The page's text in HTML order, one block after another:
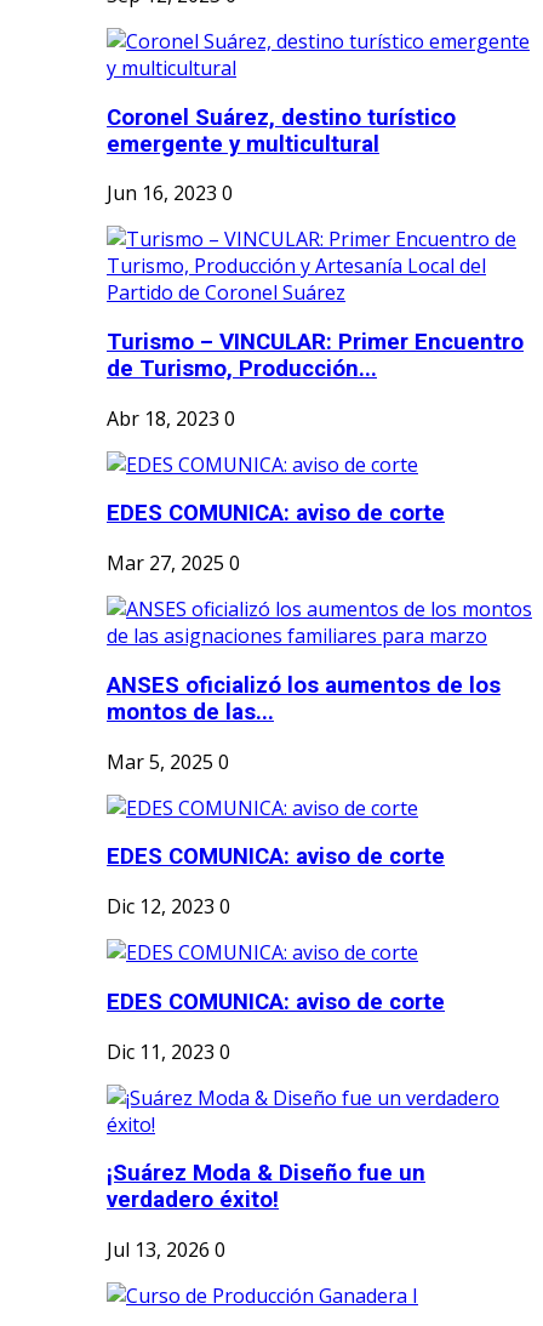
Coronel Suárez, destino turístico
emergente y multicultural
Jun 16, 2023 0
Turismo – VINCULAR: Primer Encuentro
de Turismo, Producción...
Abr 18, 2023 0
EDES COMUNICA: aviso de corte
Mar 27, 2025 0
ANSES oficializó los aumentos de los
montos de las...
Mar 5, 2025 0
EDES COMUNICA: aviso de corte
Dic 12, 2023 0
EDES COMUNICA: aviso de corte
Dic 11, 2023 0
¡Suárez Moda & Diseño fue un
verdadero éxito!
Jul 13, 2026 0